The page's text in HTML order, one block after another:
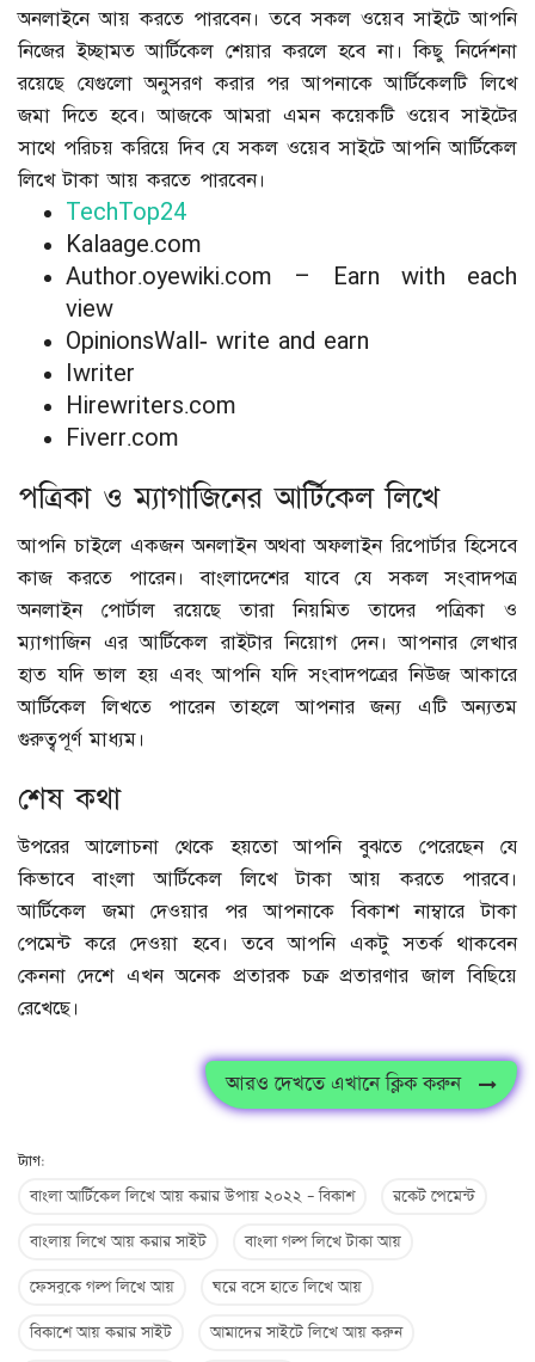
অনলাইনে আয় করতে পারবেন। তবে সকল ওয়েব সাইটে আপনি
নিজের ইচ্ছামত আর্টিকেল শেয়ার করলে হবে না। কিছু নির্দেশনা
রয়েছে যেগুলো অনুসরণ করার পর আপনাকে আর্টিকেলটি লিখে
জমা দিতে হবে। আজকে আমরা এমন কয়েকটি ওয়েব সাইটের
সাথে পরিচয় করিয়ে দিব যে সকল ওয়েব সাইটে আপনি আর্টিকেল
লিখে টাকা আয় করতে পারবেন।
TechTop24
Kalaage.com
Author.oyewiki.com – Earn with each
view
OpinionsWall- write and earn
Iwriter
Hirewriters.com
Fiverr.com
পত্রিকা ও ম্যাগাজিনের আর্টিকেল লিখে
আপনি চাইলে একজন অনলাইন অথবা অফলাইন রিপোর্টার হিসেবে
কাজ করতে পারেন। বাংলাদেশের যাবে যে সকল সংবাদপত্র
অনলাইন পোর্টাল রয়েছে তারা নিয়মিত তাদের পত্রিকা ও
ম্যাগাজিন এর আর্টিকেল রাইটার নিয়োগ দেন। আপনার লেখার
হাত যদি ভাল হয় এবং আপনি যদি সংবাদপত্রের নিউজ আকারে
আর্টিকেল লিখতে পারেন তাহলে আপনার জন্য এটি অন্যতম
গুরুত্বপূর্ণ মাধ্যম।
শেষ কথা
উপরের আলোচনা থেকে হয়তো আপনি বুঝতে পেরেছেন যে
কিভাবে বাংলা আর্টিকেল লিখে টাকা আয় করতে পারবে।
আর্টিকেল জমা দেওয়ার পর আপনাকে বিকাশ নাম্বারে টাকা
পেমেন্ট করে দেওয়া হবে। তবে আপনি একটু সতর্ক থাকবেন
কেননা দেশে এখন অনেক প্রতারক চক্র প্রতারণার জাল বিছিয়ে
রেখেছে।
আরও দেখতে এখানে ক্লিক করুন
ট্যাগ:
বাংলা আর্টিকেল লিখে আয় করার উপায় ২০২২ – বিকাশ
রকেট পেমেন্ট
বাংলায় লিখে আয় করার সাইট
বাংলা গল্প লিখে টাকা আয়
ফেসবুকে গল্প লিখে আয়
ঘরে বসে হাতে লিখে আয়
বিকাশে আয় করার সাইট
আমাদের সাইটে লিখে আয় করুন